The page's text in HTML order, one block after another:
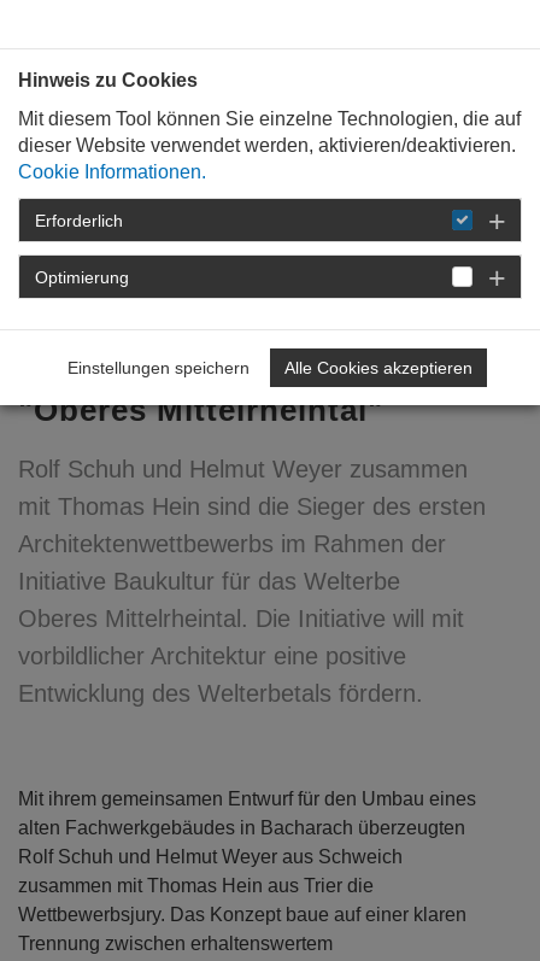
STARTSEITE
DETAIL
Architektur für das Welterbe
"Oberes Mittelrheintal"
Rolf Schuh und Helmut Weyer zusammen
mit Thomas Hein sind die Sieger des ersten
Architektenwettbewerbs im Rahmen der
Initiative Baukultur für das Welterbe
Oberes Mittelrheintal. Die Initiative will mit
vorbildlicher Architektur eine positive
Entwicklung des Welterbetals fördern.
Mit ihrem gemeinsamen Entwurf für den Umbau eines
alten Fachwerkgebäudes in Bacharach überzeugten
Rolf Schuh und Helmut Weyer aus Schweich
zusammen mit Thomas Hein aus Trier die
Wettbewerbsjury. Das Konzept baue auf einer klaren
Trennung zwischen erhaltenswertem
Hinweis zu Cookies
Mit diesem Tool können Sie einzelne Technologien, die auf
dieser Website verwendet werden, aktivieren/deaktivieren.
Cookie Informationen.
Erforderlich
Optimierung
Einstellungen speichern Alle Cookies akzeptieren